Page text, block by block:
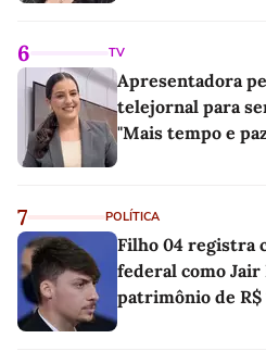
6 TV
Apresentadora
telejornal para
"Mais tempo e
7 POLÍTICA
Filho 04 registra
federal como Jair
patrimônio de R$